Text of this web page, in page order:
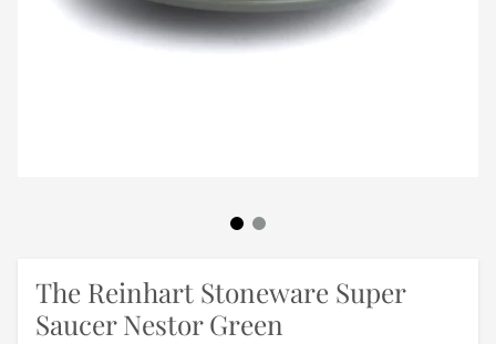
The Reinhart Stoneware Super
Saucer Nestor Green